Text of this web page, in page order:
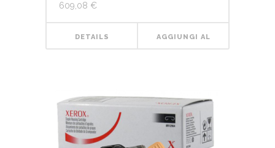
609,08 €
DETAILS AGGIUNGI AL